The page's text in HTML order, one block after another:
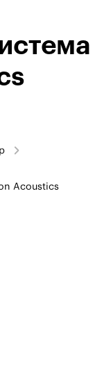
Acoustics